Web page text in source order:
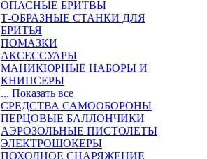
ОПАСНЫЕ БРИТВЫ
Т-ОБРАЗНЫЕ СТАНКИ ДЛЯ
БРИТЬЯ
ПОМАЗКИ
АКСЕССУАРЫ
МАНИКЮРНЫЕ НАБОРЫ И
КНИПСЕРЫ
... Показать все
СРЕДСТВА САМООБОРОНЫ
ПЕРЦОВЫЕ БАЛЛОНЧИКИ
АЭРОЗОЛЬНЫЕ ПИСТОЛЕТЫ
ЭЛЕКТРОШОКЕРЫ
ПОХОДНОЕ СНАРЯЖЕНИЕ